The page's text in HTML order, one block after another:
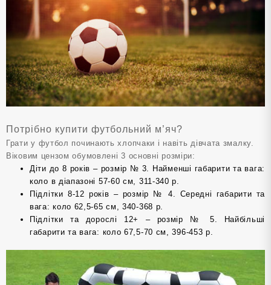
Потрібно купити футбольний м’яч?
Грати у футбол починають хлопчаки і навіть дівчата змалку.
Віковим цензом обумовлені 3 основні розміри:
Діти до 8 років – розмір № 3. Найменші габарити та вага:
коло в діапазоні 57-60 см, 311-340 р.
Підлітки 8-12 років – розмір № 4. Середні габарити та
вага: коло 62,5-65 см, 340-368 р.
Підлітки та дорослі 12+ – розмір № 5. Найбільші
габарити та вага: коло 67,5-70 см, 396-453 р.